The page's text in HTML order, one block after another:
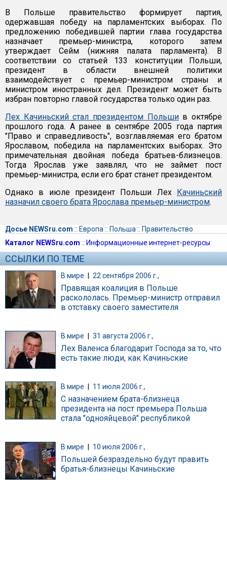
В Польше правительство формирует партия,
одержавшая победу на парламентских выборах. По
предложению победившей партии глава государства
назначает премьер-министра, которого затем
утверждает Сейм (нижняя палата парламента). В
соответствии со статьей 133 конституции Польши,
президент в области внешней политики
взаимодействует с премьер-министром страны и
министром иностранных дел. Президент может быть
избран повторно главой государства только один раз.
Лех Качиньский стал президентом Польшив октябре
прошлого года. А ранее в сентябре 2005 года партия
"Право и справедливость", возглавляемая его братом
Ярославом, победила на парламентских выборах. Это
примечательная двойная победа братьев-близнецов.
Тогда Ярослав уже заявлял, что не займет пост
премьер-министра, если его брат станет президентом.
Однако в июле президент Польши Лех Качиньский
назначил своего брата Ярослава премьер-министром.
Досье NEWSru.com :: Европа :: Польша :: Правительство
Каталог NEWSru.com :: Информационные интернет-ресурсы
ССЫЛКИ ПО ТЕМЕ
В мире | 22 сентября 2006 г.,
Правящая коалиция в Польше
раскололась. Премьер-министр отправил
в отставку своего заместителя
В мире 31 августа 2006 г.,
Лех Валенса благодарит Господа за то, что
есть такие люди, как Качиньские
В мире 11 июля 2006 г.,
С назначением брата-близнеца
президента на пост премьера Польша
стала "однояйцевой" республикой
В мире 10 июля 2006 г.,
Польшей безраздельно будут править
братья-близнецы Качиньские